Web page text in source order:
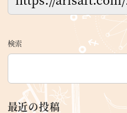
検索
最近の投稿